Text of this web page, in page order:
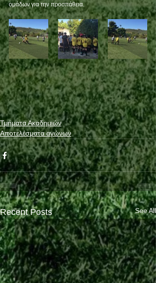
ομάδων για την προσπάθεια.
Τμήματα Ακαδημιών
Αποτελέσματα αγώνων
Recent Posts See All